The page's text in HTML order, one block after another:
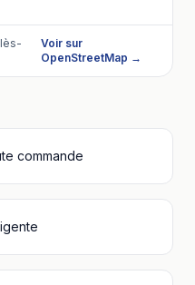
Voir sur
OpenStreetMap →
commande